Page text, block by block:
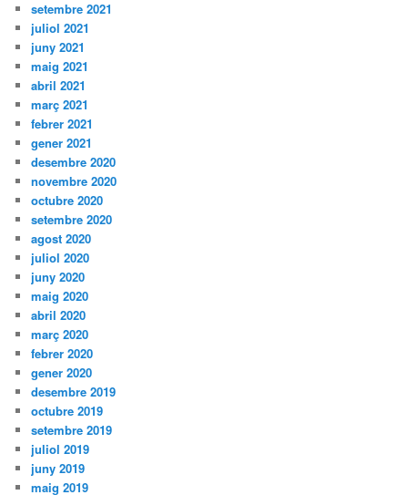
setembre 2021
juliol 2021
juny 2021
maig 2021
abril 2021
març 2021
febrer 2021
gener 2021
desembre 2020
novembre 2020
octubre 2020
setembre 2020
agost 2020
juliol 2020
juny 2020
maig 2020
abril 2020
març 2020
febrer 2020
gener 2020
desembre 2019
octubre 2019
setembre 2019
juliol 2019
juny 2019
maig 2019